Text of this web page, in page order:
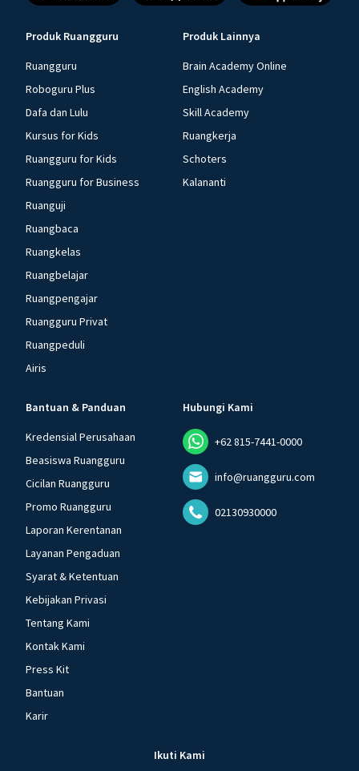
Produk Ruangguru
Ruangguru
Roboguru Plus
Dafa dan Lulu
Kursus for Kids
Ruangguru for Kids
Ruangguru for Business
Ruanguji
Ruangbaca
Ruangkelas
Ruangbelajar
Ruangpengajar
Ruangguru Privat
Ruangpeduli
Airis
Produk Lainnya
Brain Academy Online
English Academy
Skill Academy
Ruangkerja
Schoters
Kalananti
Bantuan & Panduan
Kredensial Perusahaan
Beasiswa Ruangguru
Cicilan Ruangguru
Promo Ruangguru
Laporan Kerentanan
Layanan Pengaduan
Syarat & Ketentuan
Kebijakan Privasi
Tentang Kami
Kontak Kami
Press Kit
Bantuan
Karir
Hubungi Kami
+62 815-7441-0000
info@ruangguru.com
02130930000
Ikuti Kami